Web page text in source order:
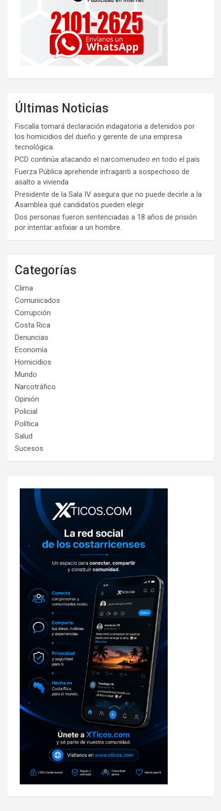
Últimas Noticias
Fiscalía tomará declaración indagatoria a detenidos por
los homicidios del dueño y gerente de una empresa
tecnológica.
PCD continúa atacando el narcomenudeo en todo el país
Fuerza Pública aprehende infraganti a sospechoso de
asalto a vivienda
Presidente de la Sala IV asegura que no puede decirle a la
Asamblea qué candidatos pueden elegir
Dos personas fueron sentenciadas a 18 años de prisión
por intentar asfixiar a un hombre.
Categorías
Clima
Comunicados
Corrupción
Costa Rica
Denuncias
Economía
Homicidios
Mundo
Narcotráfico
Opinión
Policial
Política
Salud
Sucesos